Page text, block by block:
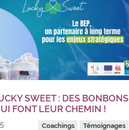
SWEET : DES BONBONS
FONT LEUR CHEMIN !
Coachings Témoignages